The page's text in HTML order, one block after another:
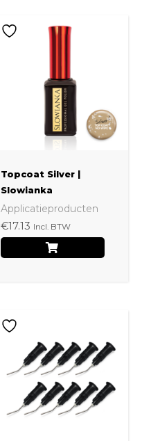
Topcoat Silver |
Slowianka
Applicatieproducten
€17.13 Incl. BTW